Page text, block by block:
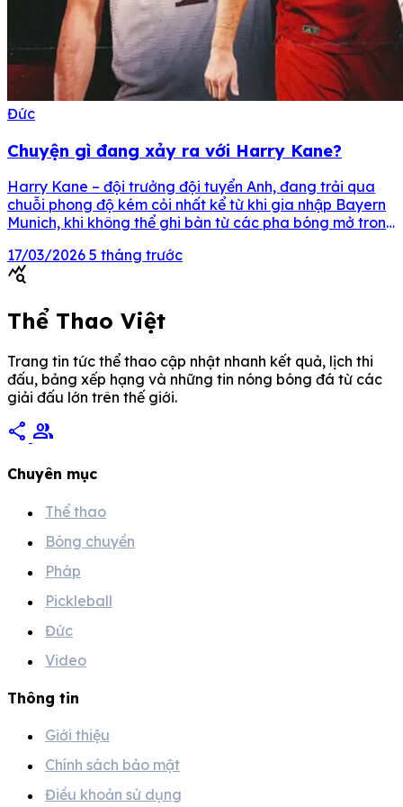
Đức
Chuyện gì đang xảy ra với Harry Kane?
Harry Kane – đội trưởng đội tuyển Anh, đang trải qua
chuỗi phong độ kém cỏi nhất kể từ khi gia nhập Bayern
Munich, khi không thể ghi bàn từ các pha bóng mở trong
Munich vào mùa hè năm 2023 với mức giá […]
17/03/2026 5 tháng trước
query_stats
Thể Thao Việt
Trang tin tức thể thao cập nhật nhanh kết quả, lịch thi
đấu, bảng xếp hạng và những tin nóng bóng đá từ các
giải đấu lớn trên thế giới.
share group
Chuyên mục
Thể thao
Bóng chuyền
Pháp
Pickleball
Đức
Video
Thông tin
Giới thiệu
Chính sách bảo mật
Điều khoản sử dụng